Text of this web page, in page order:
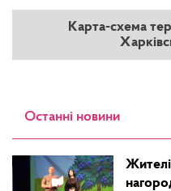
Карта-схема
Останні новини